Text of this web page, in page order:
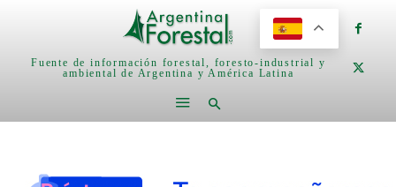
Fuente de información forestal, foresto-industrial y
ambiental de Argentina y América Latina